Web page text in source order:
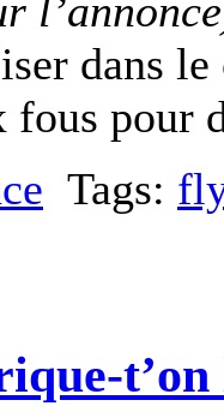
dans
pour
Tags: